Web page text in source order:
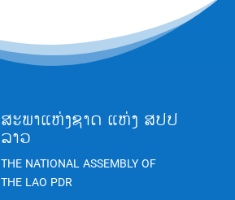
ສະພາແຫ່ງຊາດ ແຫ່ງ ສປປ
ລາວ
THE NATIONAL ASSEMBLY OF
THE LAO PDR